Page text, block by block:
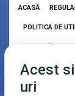
ACASĂ
POLITICA DE
Copyright ©
Acest
uri